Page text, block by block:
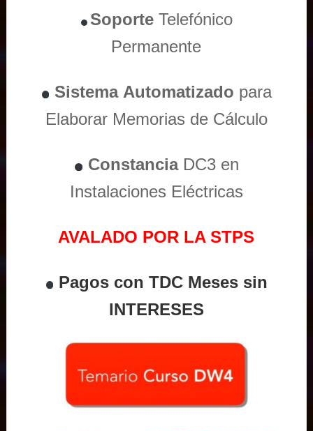
Soporte Telefónico
Permanente
Sistema Automatizado para
Elaborar Memorias de Cálculo
ConstanciaDC3 en
Instalaciones Eléctricas
AVALADO POR LA STPS
Pagos con TDC Meses sin
INTERESES